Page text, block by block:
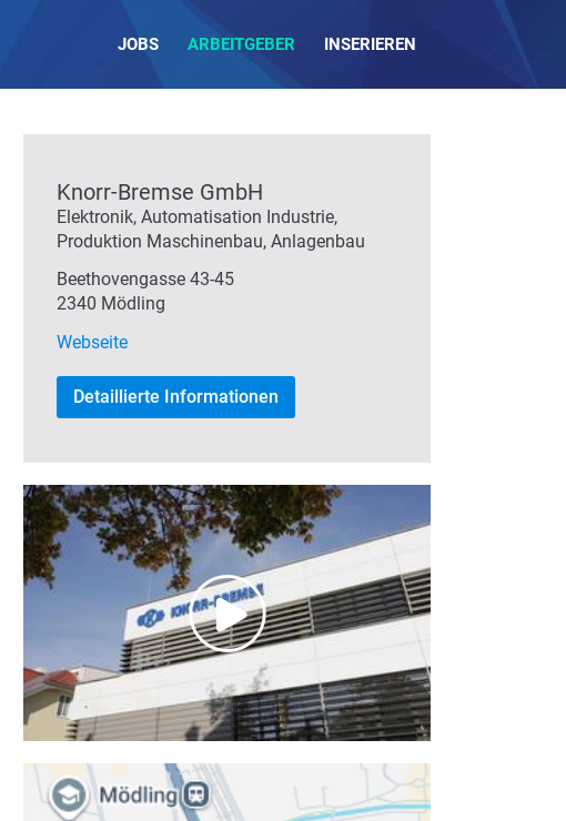
JOBS ARBEITGEBER INSERIEREN
Knorr-Bremse GmbH
Elektronik, Automatisation Industrie,
Produktion Maschinenbau, Anlagenbau
Beethovengasse 43-45
2340 Mödling
Webseite
Detaillierte Informationen